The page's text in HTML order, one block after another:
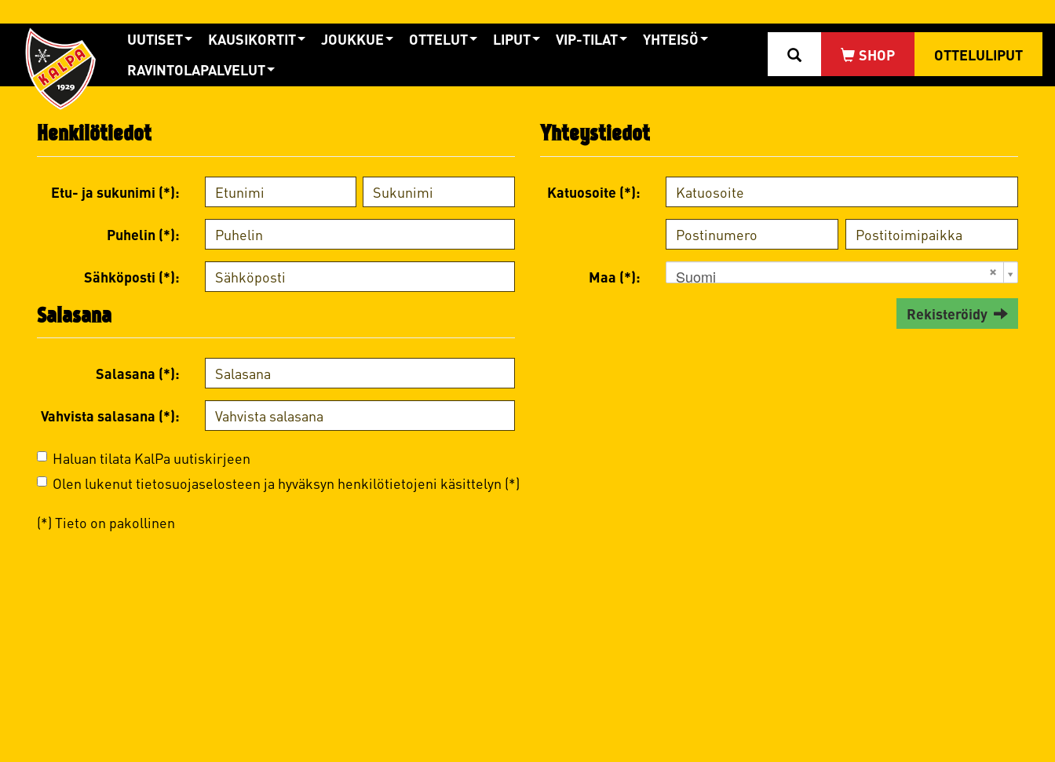
OTTELULIPUT
UUTISET KAUSIKORTIT JOUKKUE OTTELUT LIPUT VIP-TILAT
YHTEISÖ
RAVINTOLAPALVELUT
Henkilötiedot
Etu- ja sukunimi (*):
Puhelin (*):
Sähköposti (*):
Salasana
Salasana (*):
Vahvista salasana (*):
Yhteystiedot
Katuosoite (*):
Maa (*): Suomi
Rekisteröidy
Haluan tilata KalPa uutiskirjeen
Olen lukenut tietosuojaselosteen ja hyväksyn henkilötietojeni käsittelyn (*)
(*) Tieto on pakollinen